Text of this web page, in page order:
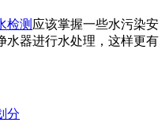
检测 应该掌握一些水污染安
水器进行水处理，这样更有
分